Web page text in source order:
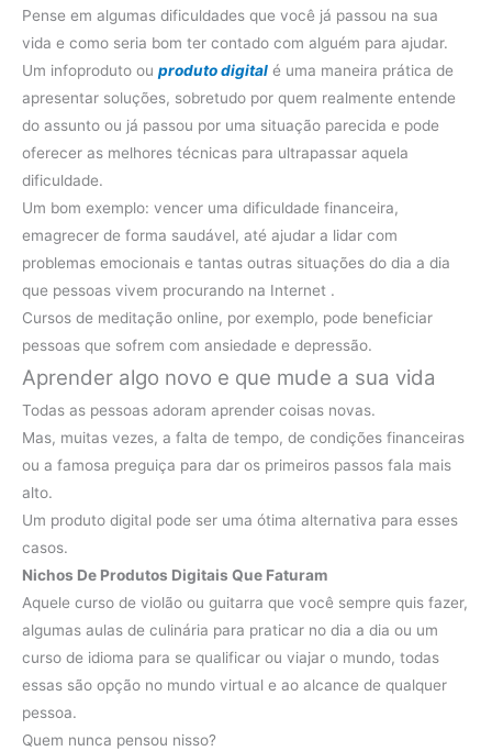
Pense em algumas dificuldades que você já passou na sua
vida e como seria bom ter contado com alguém para ajudar.
Um infoproduto ou produto digital é uma maneira prática de
apresentar soluções, sobretudo por quem realmente entende
do assunto ou já passou por uma situação parecida e pode
oferecer as melhores técnicas para ultrapassar aquela
dificuldade.
Um bom exemplo: vencer uma dificuldade financeira,
emagrecer de forma saudável, até ajudar a lidar com
problemas emocionais e tantas outras situações do dia a dia
que pessoas vivem procurando na Internet .
Cursos de meditação online, por exemplo, pode beneficiar
pessoas que sofrem com ansiedade e depressão.
Aprender algo novo e que mude a sua vida
Todas as pessoas adoram aprender coisas novas.
Mas, muitas vezes, a falta de tempo, de condições financeiras
ou a famosa preguiça para dar os primeiros passos fala mais
alto.
Um produto digital pode ser uma ótima alternativa para esses
casos.
Nichos De Produtos Digitais Que Faturam
Aquele curso de violão ou guitarra que você sempre quis fazer,
algumas aulas de culinária para praticar no dia a dia ou um
curso de idioma para se qualificar ou viajar o mundo, todas
essas são opção no mundo virtual e ao alcance de qualquer
pessoa.
Quem nunca pensou nisso?